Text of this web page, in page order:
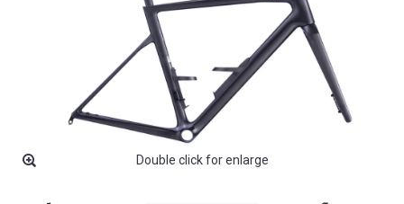
Double click for enlarge